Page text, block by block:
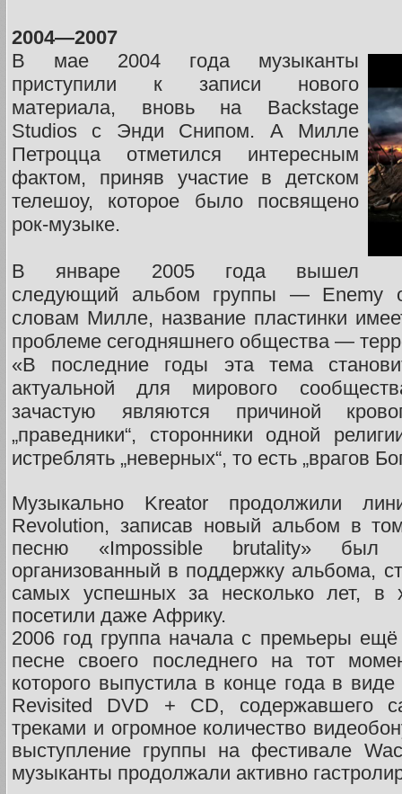
2004—2007
В мае 2004 года музыканты
приступили к записи нового
материала, вновь на Backstage
Studios с Энди Снипом. А Милле
Петроцца отметился интересным
фактом, приняв участие в детском
телешоу, которое было посвящено
рок-музыке.
В январе 2005 года вышел
следующий альбом группы — Enemy
словам Милле, название пластинки
проблеме сегодняшнего общества —
«В последние годы эта тема
актуальной для мирового
зачастую являются причиной
„праведники“, сторонники одной
истреблять „неверных“, то есть „врагов
Музыкально Kreator продолжили
Revolution, записав новый альбом в
песню «Impossible brutality» был
организованный в поддержку альбома,
самых успешных за несколько лет, в
посетили даже Африку.
2006 год группа начала с премьеры ещё
песне своего последнего на тот
которого выпустила в конце года в
Revisited DVD + CD, содержавшего
треками и огромное количество
выступление группы на фестивале
музыканты продолжали активно